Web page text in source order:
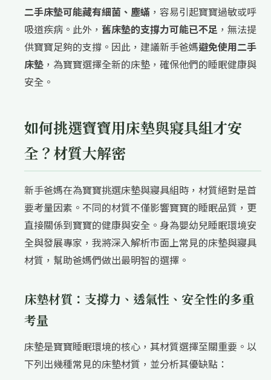
二手床墊可能藏有細菌、塵蟎 ，容易引起寶寶過敏或呼
吸道疾病。此外， 舊床墊的支撐力可能已不足 ，無法提
供寶寶足夠的支撐。因此，建議新手爸媽避免使用二手
床墊 ，為寶寶選擇全新的床墊，確保他們的睡眠健康與
安全。
如何挑選寶寶用床墊與寢具組才安
全？材質大解密
新手爸媽在為寶寶挑選床墊與寢具組時，材質絕對是首
要考量因素。不同的材質不僅影響寶寶的睡眠品質，更
直接關係到寶寶的健康與安全。身為嬰幼兒睡眠環境安
全與發展專家，我將深入解析市面上常見的床墊與寢具
材質，幫助爸媽們做出最明智的選擇。
床墊材質：支撐力、透氣性、安全性的多重
考量
床墊是寶寶睡眠環境的核心，其材質選擇至關重要。以
下列出幾種常見的床墊材質，並分析其優缺點：